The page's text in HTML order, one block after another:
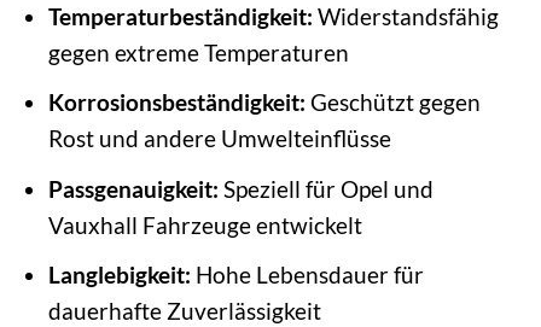
Temperaturbeständigkeit: Widerstandsfähig
gegen extreme Temperaturen
Korrosionsbeständigkeit: Geschützt gegen
Rost und andere Umwelteinflüsse
Passgenauigkeit: Speziell für Opel und
Vauxhall Fahrzeuge entwickelt
Langlebigkeit: Hohe Lebensdauer für
dauerhafte Zuverlässigkeit